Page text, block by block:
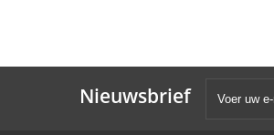
Nieuwsbrief